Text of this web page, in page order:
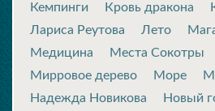
Кемпинги
Кровь дракона
Лариса Реутова
Лето
Медицина
Места Сокотры
Мирровое дерево
Море
Надежда Новикова
Новый